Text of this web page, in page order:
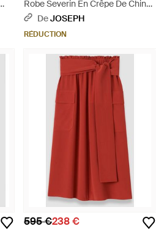
Robe Severin En Crêpe De Chine
- Bleu
DeJOSEPH
RÉDUCTION
595 €238 €